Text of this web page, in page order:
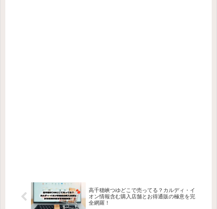
高千穂峡つゆどこで売ってる？カルディ・イ
オン情報含む購入店舗とお得通販の極意を完
全網羅！